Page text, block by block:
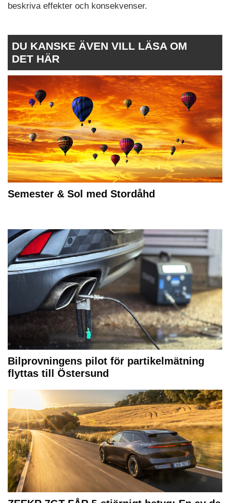
beskriva effekter och konsekvenser.
DU KANSKE ÄVEN VILL LÄSA OM
DET HÄR
Semester & Sol med Stordåhd
Bilprovningens pilot för partikelmätning
flyttas till Östersund